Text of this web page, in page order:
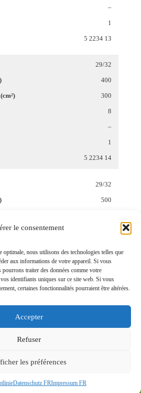
le consentement
nous utilisons des technologies telles que
aux informations de votre appareil. Si vous
pourrons traiter des données comme votre
identifiants uniques sur ce site web. Si vous
certaines fonctionnalités pourraient être altérées.
Accepter
Refuser
les préférences
Datenschutz FRImpressum FR
–
1
5 2234 13
29/32
400
300
8
–
1
5 2234 14
29/32
500
1
5 2235 14
des données Mentions légales